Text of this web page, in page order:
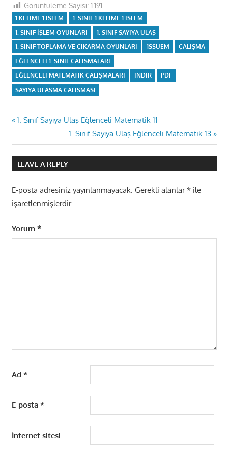
Görüntüleme Sayısı: 1.191
1 KELIME 1 IŞLEM
1. SINIF 1 KELIME 1 IŞLEM
1. SINIF IŞLEM OYUNLARI
1. SINIF SAYIYA ULAŞ
1. SINIF TOPLAMA VE ÇIKARMA OYUNLARI
1SSUEM
ÇALIŞMA
EĞLENCELI 1. SINIF ÇALIŞMALARI
EĞLENCELI MATEMATIK ÇALIŞMALARI
INDIR
PDF
SAYIYA ULAŞMA ÇALIŞMASI
Yazı
gezinmesi
Previous
1. Sınıf Sayıya Ulaş Eğlenceli Matematik 11
Next
Post:
1. Sınıf Sayıya Ulaş Eğlenceli Matematik 13
LEAVE A REPLY
E-posta adresiniz yayınlanmayacak. Gerekli alanlar*ile
işaretlenmişlerdir
Yorum *
Ad *
E-posta *
İnternet sitesi